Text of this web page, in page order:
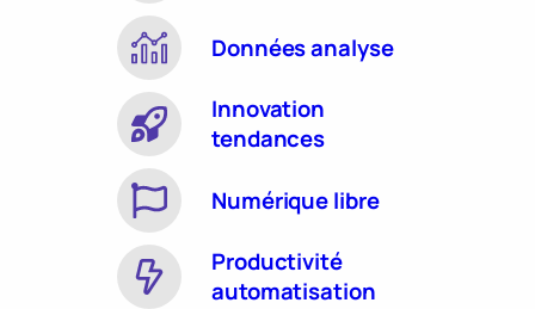
Données analyse
Innovation
tendances
Numérique libre
Productivité
automatisation